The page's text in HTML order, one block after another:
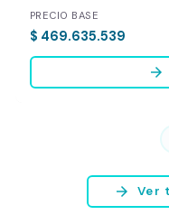
* Servicio disponible
PRECIO BASE
$ 469.635.539
arrow_forward
arrow_forward Ver